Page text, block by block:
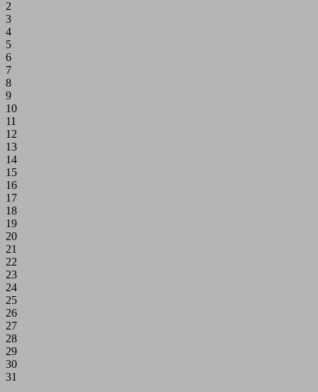
2
3
4
5
6
7
8
9
10
11
12
13
14
15
16
17
18
19
20
21
22
23
24
25
26
27
28
29
30
31